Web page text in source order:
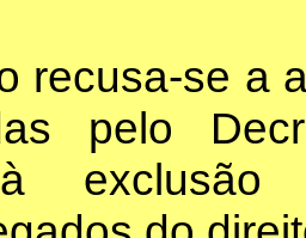
recusa-se a
pelo